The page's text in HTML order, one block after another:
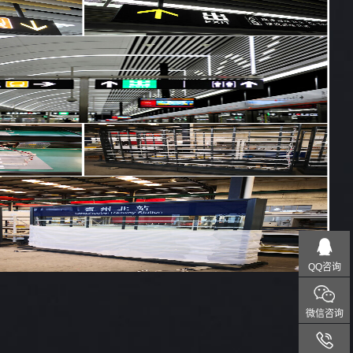
QQ咨询
微信咨询